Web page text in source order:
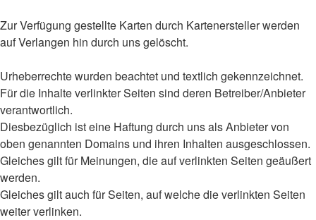
Zur Verfügung gestellte Karten durch Kartenersteller werden
auf Verlangen hin durch uns gelöscht.
Urheberrechte wurden beachtet und textlich gekennzeichnet.
Für die Inhalte verlinkter Seiten sind deren Betreiber/Anbieter
verantwortlich.
Diesbezüglich ist eine Haftung durch uns als Anbieter von
oben genannten Domains und ihren Inhalten ausgeschlossen.
Gleiches gilt für Meinungen, die auf verlinkten Seiten geäußert
werden.
Gleiches gilt auch für Seiten, auf welche die verlinkten Seiten
weiter verlinken.